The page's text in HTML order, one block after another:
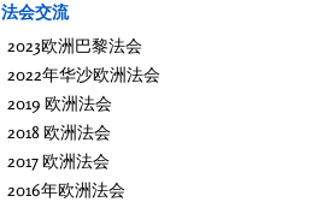
法会交流
2023欧洲巴黎法会
2022年华沙欧洲法会
2019 欧洲法会
2018 欧洲法会
2017 欧洲法会
2016年欧洲法会